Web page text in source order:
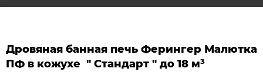
Дровяная банная печь Ферингер Малютка
ПФ в кожухе " Стандарт " до 18 м³